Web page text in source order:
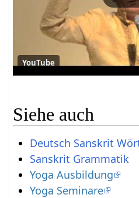
YouTube
Siehe auch
Deutsch Sanskrit
Sanskrit Grammatik
Yoga Ausbildung
Yoga Seminare